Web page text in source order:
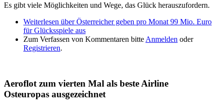
Es gibt viele Möglichkeiten und Wege, das Glück herauszufordern.
Weiterlesen über Österreicher geben pro Monat 99 Mio. Euro
für Glücksspiele aus
Zum Verfassen von Kommentaren bitte Anmelden oder
Registrieren.
Aeroflot zum vierten Mal als beste Airline
Osteuropas ausgezeichnet